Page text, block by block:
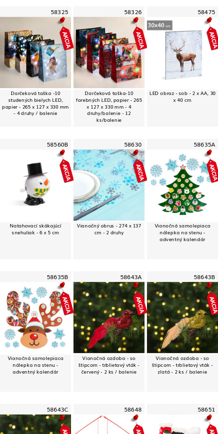
58325
Darčeková taška -10
studených bielych LED,
papier - 265 x 127 x 330 mm
- 4 druhy / balenie
58326
Darčeková taška-10
farebných LED, papier - 265
x 127 x 330 mm - 4
druhy/balenie - 12
ks/balenie
58475
LED obraz - sob - 2 x AA, 30
x 40 cm
58560B
Natahovací skákajúcí
snehuliak - 6 x 5 cm
58630
Vianočný obrus - 274 x 137
cm - 2 druhy
58635A
Vianočná samolepiaca
nálepka na stenu -
adventný kalendár
58635B
Vianočná samolepiaca
nálepka na stenu -
adventný kalendár
58643A
Vianočná ozdoba - so
štipcom - trblietavý vták -
červený - 2 ks / balenie
58643B
Vianočná ozdoba - so
štipcom - trblietavý vták -
zlatá - 2 ks / balenie
58643C 58648 58651